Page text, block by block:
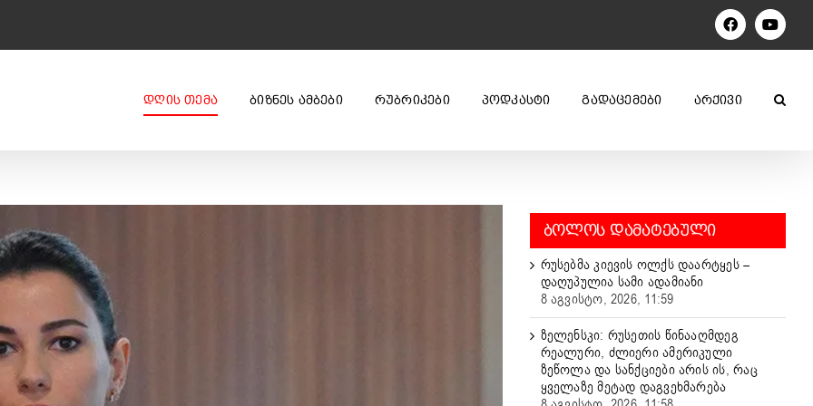
Facebook
ᲓᲦᲘᲡ ᲗᲔᲛᲐ ᲑᲘᲖᲜᲔᲡ ᲐᲛᲑᲔᲑᲘ ᲠᲣᲑᲠᲘᲙᲔᲑᲘ ᲞᲝᲓᲙᲐᲡᲢᲘ ᲒᲐᲓᲐᲪᲔᲛᲔᲑᲘ ᲐᲠᲥᲘᲕᲘ
ᲑᲝᲚᲝᲡ ᲓᲐᲛᲐᲢᲔᲑᲣᲚᲘ
რუსებმა კიევის ოლქს დაარტყეს –
დაღუპულია სამი ადამიანი
8 აგვისტო, 2026, 11:59
ზელენსკი: რუსეთის წინააღმდეგ
რეალური, ძლიერი ამერიკული
ზეწოლა და სანქციები არის ის, რაც
ყველაზე მეტად დაგვეხმარება